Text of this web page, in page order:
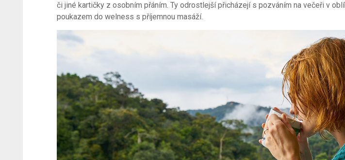
či jiné kartičky z osobním přáním. Ty odrostlejší přicházejí s pozváním na večeři v
poukazem do welness s příjemnou masáží.